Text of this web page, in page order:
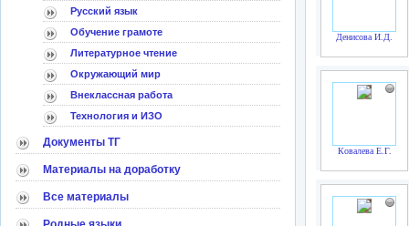
Русский язык
Обучение грамоте
Литературное чтение
Окружающий мир
Внеклассная работа
Технология и ИЗО
Документы ТГ
Материалы на доработку
Все материалы
Денисова И.Д.
Ковалева Е.Г.